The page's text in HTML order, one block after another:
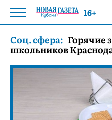
Соц. сфера: Горячие
школьников
16+